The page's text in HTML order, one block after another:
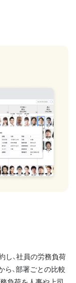
し、社員の労務負荷
ら、部署ごとの比較